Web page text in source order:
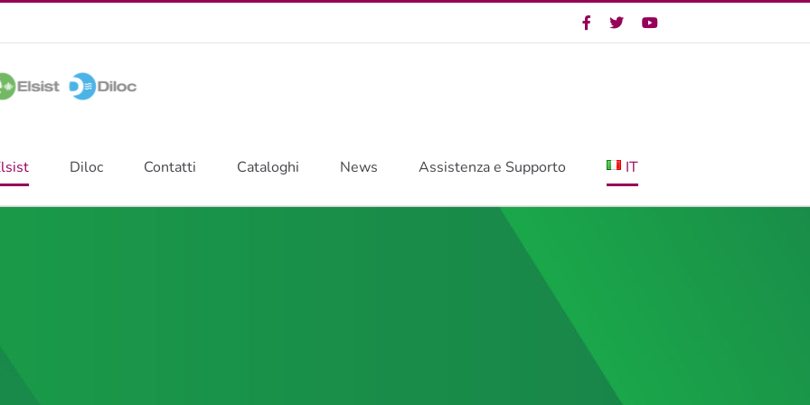
TwitterTwitterYouTube
Diloc Contatti Cataloghi News Assistenza e Supporto IT